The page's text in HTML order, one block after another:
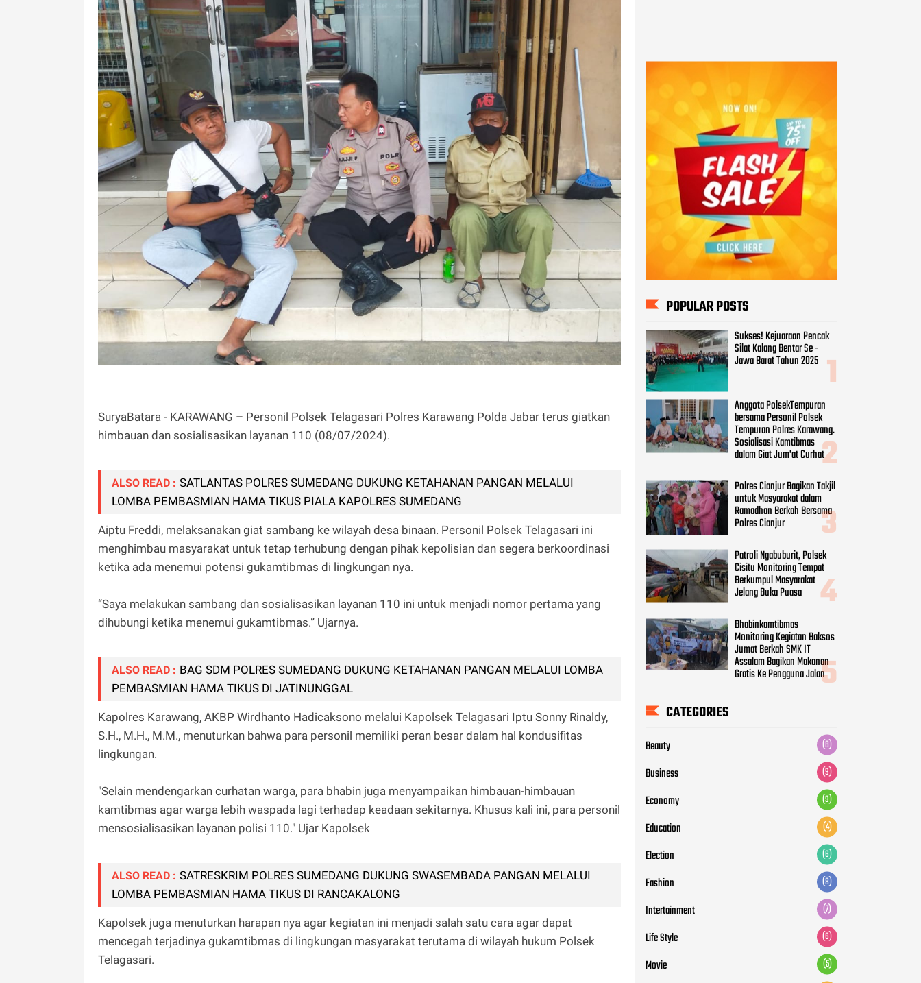
SuryaBatara - KARAWANG – Personil Polsek Telagasari Polres Karawang Polda Jabar terus giatkan
himbauan dan sosialisasikan layanan 110 (08/07/2024).
ALSO READ : SATLANTAS POLRES SUMEDANG DUKUNG KETAHANAN PANGAN MELALUI
LOMBA PEMBASMIAN HAMA TIKUS PIALA KAPOLRES SUMEDANG
Aiptu Freddi, melaksanakan giat sambang ke wilayah desa binaan. Personil Polsek Telagasari ini
menghimbau masyarakat untuk tetap terhubung dengan pihak kepolisian dan segera berkoordinasi
ketika ada menemui potensi gukamtibmas di lingkungan nya.
“Saya melakukan sambang dan sosialisasikan layanan 110 ini untuk menjadi nomor pertama yang
dihubungi ketika menemui gukamtibmas.” Ujarnya.
ALSO READ : BAG SDM POLRES SUMEDANG DUKUNG KETAHANAN PANGAN MELALUI LOMBA
PEMBASMIAN HAMA TIKUS DI JATINUNGGAL
Kapolres Karawang, AKBP Wirdhanto Hadicaksono melalui Kapolsek Telagasari Iptu Sonny Rinaldy,
S.H., M.H., M.M., menuturkan bahwa para personil memiliki peran besar dalam hal kondusifitas
lingkungan.
"Selain mendengarkan curhatan warga, para bhabin juga menyampaikan himbauan-himbauan
kamtibmas agar warga lebih waspada lagi terhadap keadaan sekitarnya. Khusus kali ini, para personil
mensosialisasikan layanan polisi 110." Ujar Kapolsek
ALSO READ : SATRESKRIM POLRES SUMEDANG DUKUNG SWASEMBADA PANGAN MELALUI
LOMBA PEMBASMIAN HAMA TIKUS DI RANCAKALONG
Kapolsek juga menuturkan harapan nya agar kegiatan ini menjadi salah satu cara agar dapat
mencegah terjadinya gukamtibmas di lingkungan masyarakat terutama di wilayah hukum Polsek
Telagasari.
POPULAR POSTS
Sukses! Kejuaraan Pencak
Silat Kalang Bentar Se -
Jawa Barat Tahun 2025
Anggota PolsekTempuran
bersama Personil Polsek
Tempuran Polres Karawang.
Sosialisasi Kamtibmas
dalam Giat Jum'at Curhat
Polres Cianjur Bagikan Takjil
untuk Masyarakat dalam
Ramadhan Berkah Bersama
Polres Cianjur
Patroli Ngabuburit, Polsek
Cisitu Monitoring Tempat
Berkumpul Masyarakat
Jelang Buka Puasa
Bhabinkamtibmas
Monitoring Kegiatan Baksos
Jumat Berkah SMK IT
Assalam Bagikan Makanan
Gratis Ke Pengguna Jalan
CATEGORIES
Beauty (8)
Business (9)
Economy (9)
Education (4)
Election (6)
Fashion (8)
Intertainment (7)
Life Style (6)
Movie (5)